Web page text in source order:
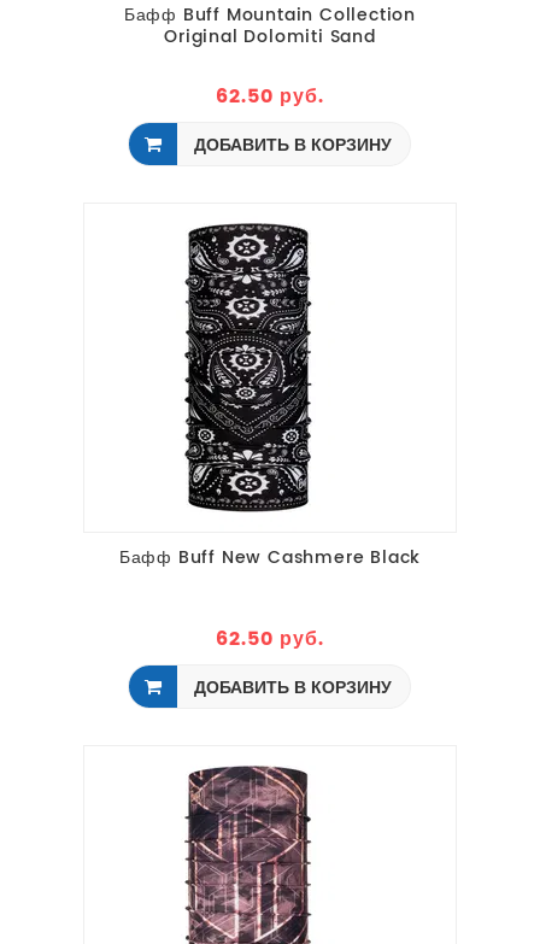
Бафф Buff Mountain Collection
Original Dolomiti Sand
62.50 руб.
ДОБАВИТЬ В КОРЗИНУ
Бафф Buff New Cashmere Black
62.50 руб.
ДОБАВИТЬ В КОРЗИНУ